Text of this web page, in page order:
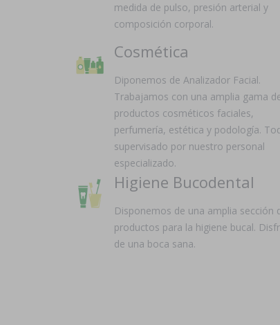
medida de pulso, presión arterial y
composición corporal.
Cosmética
Diponemos de Analizador Facial.
Trabajamos con una amplia gama
productos cosméticos faciales,
perfumería, estética y podología.
supervisado por nuestro personal
especializado.
Higiene Bucodental
Disponemos de una amplia sección
productos para la higiene bucal.
de una boca sana.